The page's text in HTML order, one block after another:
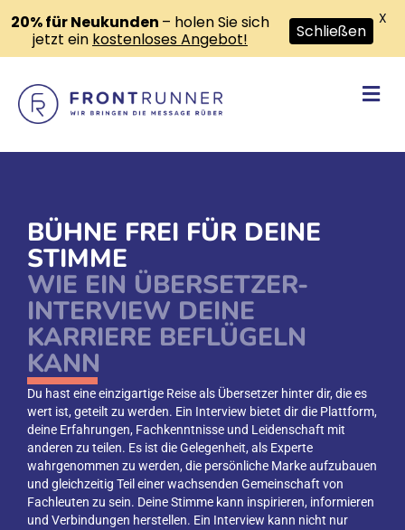
BÜHNE FREI FÜR DEINE
STIMME
WIE EIN ÜBERSETZER-
INTERVIEW DEINE
KARRIERE BEFLÜGELN
KANN
Du hast eine einzigartige Reise als Übersetzer hinter dir, die es
wert ist, geteilt zu werden. Ein Interview bietet dir die Plattform,
deine Erfahrungen, Fachkenntnisse und Leidenschaft mit
anderen zu teilen. Es ist die Gelegenheit, als Experte
wahrgenommen zu werden, die persönliche Marke aufzubauen
und gleichzeitig Teil einer wachsenden Gemeinschaft von
Fachleuten zu sein. Deine Stimme kann inspirieren, informieren
und Verbindungen herstellen. Ein Interview kann nicht nur
20% für Neukunden – holen Sie sich
jetzt ein kostenloses Angebot! Schließen
X